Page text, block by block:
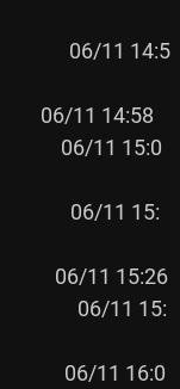
06/11 14:5
06/11 15:0
06/11 15:
06/11 15:
06/11 16:0